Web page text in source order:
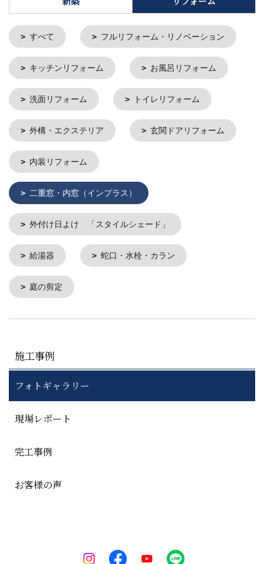
すべて フルリフォーム・リノベーション
キッチンリフォーム お風呂リフォーム
洗面リフォーム トイレリフォーム
外構・エクステリア 玄関ドアリフォーム
内装リフォーム
二重窓・内窓（インプラス）
外付け日よけ 「スタイルシェード」
給湯器 蛇口・水栓・カラン
庭の剪定
施工事例
フォトギャラリー
現場レポート
完工事例
お客様の声